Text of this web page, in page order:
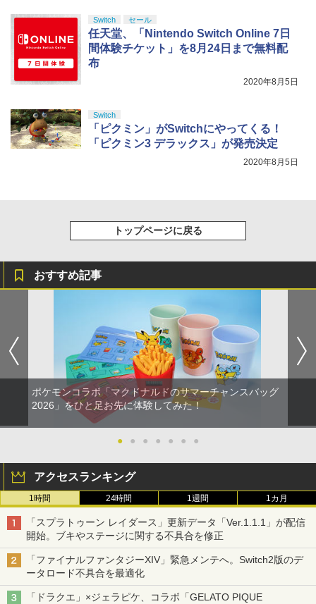
Switch セール
任天堂、「Nintendo Switch Online 7日
間体験チケット」を8月24日まで無料配
布
2020年8月5日
Switch
「ピクミン」がSwitchにやってくる！
「ピクミン3 デラックス」が発売決定
2020年8月5日
トップページに戻る
おすすめ記事
ポケモンコラボ「マクドナルドのサマーチャンスバッグ
2026」をひと足お先に体験してみた！
● ● ● ● ● ● ●
アクセスランキング
1時間 24時間 1週間 1カ月
「スプラトゥーン レイダース」更新データ「Ver.1.1.1」が配信
開始。ブキやステージに関する不具合を修正
「ファイナルファンタジーXIV」緊急メンテへ。Switch2版のデ
ータロード不具合を最適化
「ドラクエ」×ジェラピケ、コラボ「GELATO PIQUE